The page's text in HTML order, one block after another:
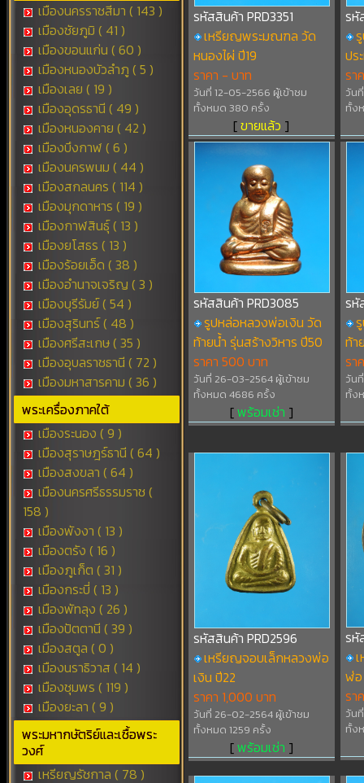
เมืองนครราชสีมา ( 143 )
เมืองชัยภูมิ ( 41 )
เมืองขอนแก่น ( 60 )
เมืองหนองบัวลำภู ( 5 )
เมืองเลย ( 19 )
เมืองอุดรธานี ( 49 )
เมืองหนองคาย ( 42 )
เมืองบึงกาฬ ( 6 )
เมืองนครพนม ( 44 )
เมืองสกลนคร ( 114 )
เมืองมุกดาหาร ( 19 )
เมืองกาฬสินธุ์ ( 13 )
เมืองยโสธร ( 13 )
เมืองร้อยเอ็ด ( 38 )
เมืองอำนาจเจริญ ( 3 )
เมืองบุรีรัมย์ ( 54 )
เมืองสุรินทร์ ( 48 )
เมืองศรีสะเกษ ( 35 )
เมืองอุบลราชธานี ( 72 )
เมืองมหาสารคาม ( 36 )
พระเครื่องภาคใต้
เมืองระนอง ( 9 )
เมืองสุราษฎร์ธานี ( 64 )
เมืองสงขลา ( 64 )
เมืองนครศรีธรรมราช (
158 )
เมืองพังงา ( 13 )
เมืองตรัง ( 16 )
เมืองภูเก็ต ( 31 )
เมืองกระบี่ ( 13 )
เมืองพัทลุง ( 26 )
เมืองปัตตานี ( 39 )
เมืองสตูล ( 0 )
เมืองนราธิวาส ( 14 )
เมืองชุมพร ( 119 )
เมืองยะลา ( 9 )
พระมหากษัตริย์และเชื้อพระ
วงศ์
เหรียญรัชกาล ( 78 )
รหัสสินค้า PRD3351
เหรียญพระมณฑล วัด
หนองไผ่ ปี19
ราคา - บาท
วันที่ 12-05-2566 ผู้เข้าชม
ทั้งหมด 380 ครั้ง
[ขายแล้ว ]
รหั
ปร
รา
วัน
ทั้ง
รหัสสินค้า PRD3085
รูปหล่อหลวงพ่อเงิน วัด
ท้ายน้ำ รุ่นสร้างวิหาร ปี50
ราคา 500 บาท
วันที่ 26-03-2564 ผู้เข้าชม
ทั้งหมด 4686 ครั้ง
[พร้อมเช่า ]
รหั
ท้า
รา
วัน
ทั้ง
รหัสสินค้า PRD2596
เหรียญจอบเล็กหลวงพ่อ
เงิน ปี22
ราคา 1,000 บาท
วันที่ 26-02-2564 ผู้เข้าชม
ทั้งหมด 1259 ครั้ง
[พร้อมเช่า ]
รหั
ฬ่อ
รา
วัน
ทั้ง